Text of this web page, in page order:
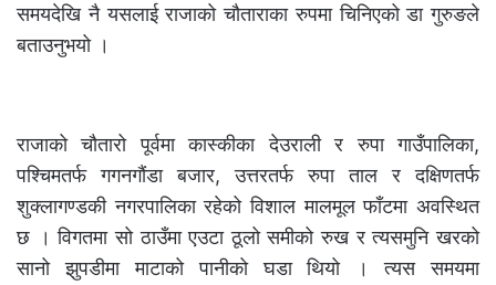
समयदेखि नै यसलाई राजाको चौताराका रुपमा चिनिएको डा गुरुङले
बताउनुभयो ।
राजाको चौतारो पूर्वमा कास्कीका देउराली र रुपा गाउँपालिका,
पश्चिमतर्फ गगनगौंडा बजार, उत्तरतर्फ रुपा ताल र दक्षिणतर्फ
शुक्लागण्डकी नगरपालिका रहेको विशाल मालमूल फाँटमा अवस्थित
छ । विगतमा सो ठाउँमा एउटा ठूलो समीको रुख र त्यसमुनि खरको
सानो झुपडीमा माटाको पानीको घडा थियो । त्यस समयमा